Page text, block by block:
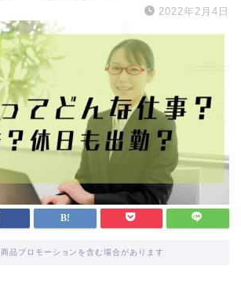
2022年2月4日
品プロモーションを含む場合があります